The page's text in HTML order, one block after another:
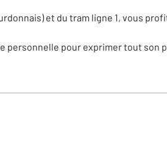
et du tram ligne 1, vous
personnelle pour exprimer tout son